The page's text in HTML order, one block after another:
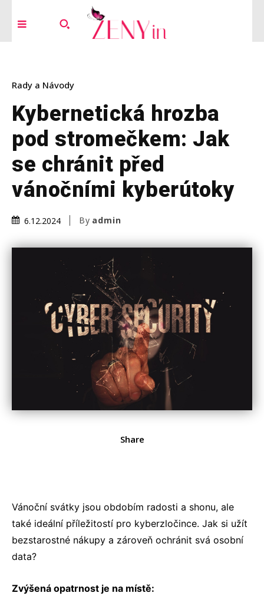
Rady a Návody
Kybernetická hrozba
pod stromečkem: Jak
se chránit před
vánočními kyberútoky
6.12.2024 By admin
Share
Vánoční svátky jsou obdobím radosti a shonu, ale
také ideální příležitostí pro kyberzločince. Jak si užít
bezstarostné nákupy a zároveň ochránit svá osobní
data?
Zvýšená opatrnost je na místě: